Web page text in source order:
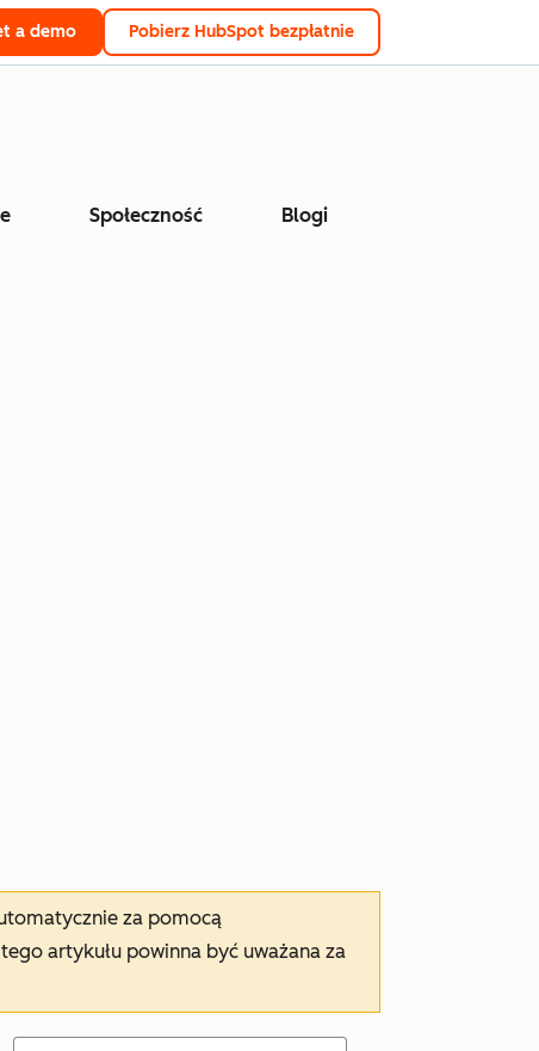
a demo Pobierz HubSpot bezpłatnie
Społeczność Blogi
za pomocą
artykułu powinna być uważana za